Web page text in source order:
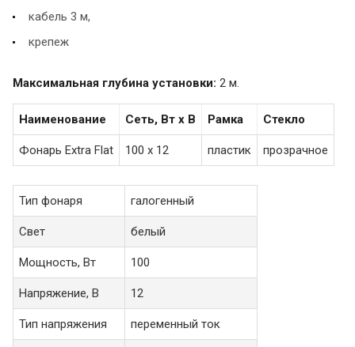
кабель 3 м,
крепеж
Максимальная глубина установки: 2 м.
Наименование Сеть, Вт х В Рамка Стекло
Фонарь Extra Flat 100 х 12 пластик прозрачное
Тип фонаря галогенный
Свет белый
Мощность, Вт 100
Напряжение, В 12
Тип напряжения переменный ток